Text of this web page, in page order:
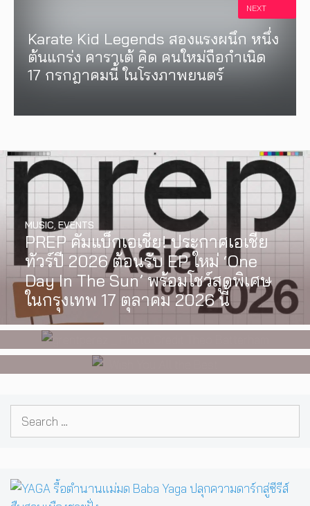
Karate Kid Legends สองแรงผนึก หนึ่ง
ต้นแกร่ง คาราเต้ คิด คนใหม่ถือกำเนิด
17 กรกฎาคมนี้ ในโรงภาพยนตร์
NEXT
PREP คัมแบ็กเอเชีย! ประกาศเอเชีย
ทัวร์ปี 2026 ต้อนรับ EP ใหม่ ‘One
Day In The Sun’ พร้อมโชว์สุดพิเศษ
ในกรุงเทพ 17 ตุลาคม 2026 นี้
MUSIC EVENTS
[Exclusive Interview] grentperez
จากเด็กอายุ 12 ปีที่ร้องเพลงในห้อง
นอน สู่การแสดงคอนเสิร์ตต่อหน้าคน
นับหมื่น
INTERVIEW,MUSIC
I Wish You All the Best เรื่องราวของ
วัยรุ่นนอนไบนารี่ กับครอบครัวที่เขา
เลือกได้เอง ผลงานการกำกับ
ภาพยนตร์เรื่องแรกของ Tommy
Dorfman
WATCH,LGBTQIAN+
Search